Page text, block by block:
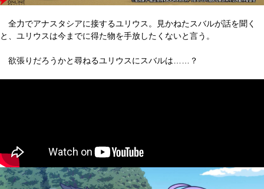
全力でアナスタシアに接するユリウス。見かねたスバルが話を聞く
と、ユリウスは今までに得た物を手放したくないと言う。
欲張りだろうかと尋ねるユリウスにスバルは……？